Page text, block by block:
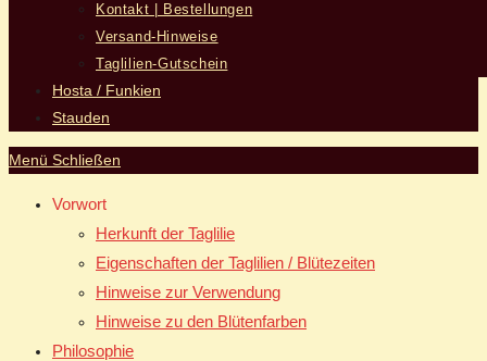
Kontakt | Bestellungen
Versand-Hinweise
Taglilien-Gutschein
Hosta / Funkien
Stauden
Menü Schließen
Vorwort
Herkunft der Taglilie
Eigenschaften der Taglilien / Blütezeiten
Hinweise zur Verwendung
Hinweise zu den Blütenfarben
Philosophie